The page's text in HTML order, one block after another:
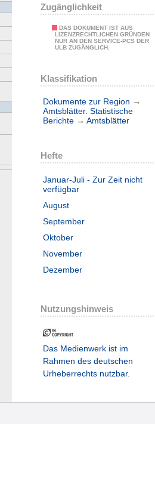
Zugänglichkeit
DAS DOKUMENT IST AUS
LIZENZRECHTLICHEN GRÜNDEN
NUR AN DEN SERVICE-PCS DER
ULB ZUGÄNGLICH.
Klassifikation
Dokumente zur Region →
Amtsblätter. Statistische
Berichte → Amtsblätter
Hefte
Januar-Juli - Zur Zeit nicht
verfügbar
August
September
Oktober
November
Dezember
Nutzungshinweis
Das Medienwerk ist im
Rahmen des deutschen
Urheberrechts nutzbar.